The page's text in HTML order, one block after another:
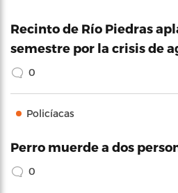
Recinto de Río Piedras
semestre por la crisis de
0
Policíacas
Perro muerde a dos
0